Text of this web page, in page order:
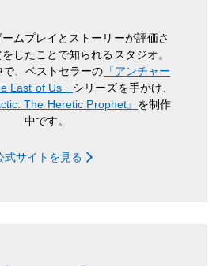
ムプレイとストーリーが評価さ
したことで知られるスタジオ。
、ベストセラーの 「アンチャー
Last of Us」 シリーズを手がけ、
The Heretic Prophet』 を制作
中です。
式サイトを見る